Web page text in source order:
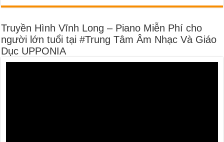
Truyền Hình Vĩnh Long – Piano Miễn Phí cho
người lớn tuổi tại #Trung Tâm Âm Nhạc Và Giáo
Dục UPPONIA